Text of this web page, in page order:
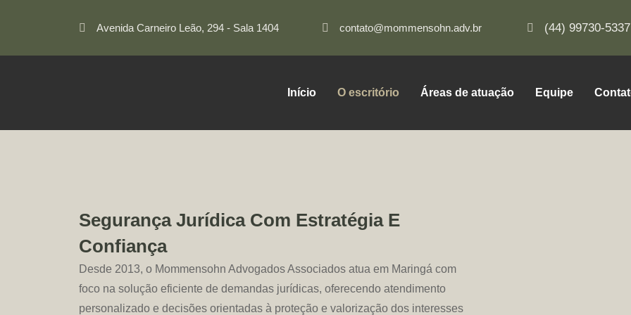
Avenida Carneiro Leão, 294 - Sala 1404 contato@mommensohn.adv.br (44) 99730-5337
Início O escritório Áreas de atuação Equipe
Segurança Jurídica Com Estratégia E
Confiança
Desde 2013, o Mommensohn Advogados Associados atua em Maringá com
foco na solução eficiente de demandas jurídicas, oferecendo atendimento
personalizado e decisões orientadas à proteção e valorização dos interesses